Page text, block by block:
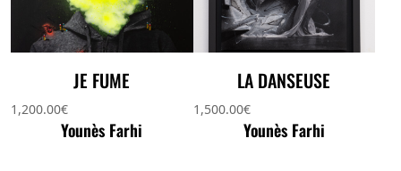
JE FUME
1,200.00€
Younès Farhi
LA DANSEUSE
1,500.00€
Younès Farhi